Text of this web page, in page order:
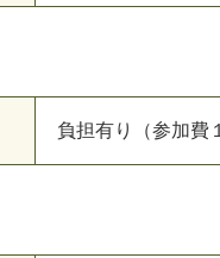
負担有り（参加費